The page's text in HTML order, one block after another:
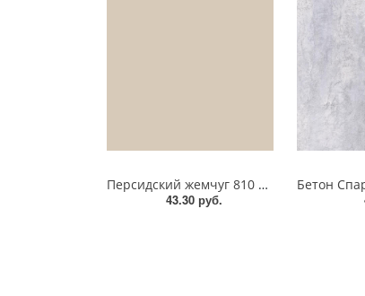
Персидский жемчуг 810 PO BY SPAN ЛДСП 18 мм
43.30 руб.